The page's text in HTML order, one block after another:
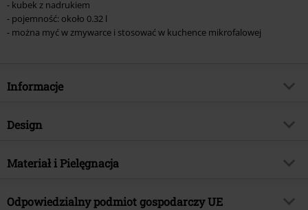
- kubek z nadrukiem
- pojemność: około 0.32 l
- można myć w zmywarce i stosować w kuchence mikrofalowej
Informacje
Numer artykułu
Kategoria produktu
Licencja
Oficjalnie licencjonowany produkt
Design
Rodzaj artykułu
Materiał i Pielęgnacja
Materiał wierzchni
Ceramika
Odpowiedzialny podmiot gospodarczy UE